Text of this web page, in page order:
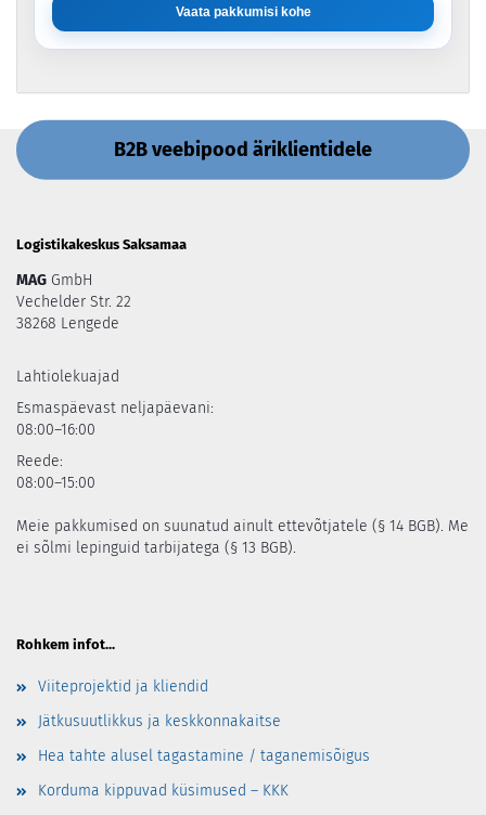
Vaata pakkumisi kohe
B2B veebipood äriklientidele
Logistikakeskus Saksamaa
MAG GmbH
Vechelder Str. 22
38268 Lengede
Lahtiolekuajad
Esmaspäevast neljapäevani:
08:00–16:00
Reede:
08:00–15:00
Meie pakkumised on suunatud ainult ettevõtjatele (§ 14 BGB). Me
ei sõlmi lepinguid tarbijatega (§ 13 BGB).
Rohkem infot...
Viiteprojektid ja kliendid
Jätkusuutlikkus ja keskkonnakaitse
Hea tahte alusel tagastamine / taganemisõigus
Korduma kippuvad küsimused – KKK